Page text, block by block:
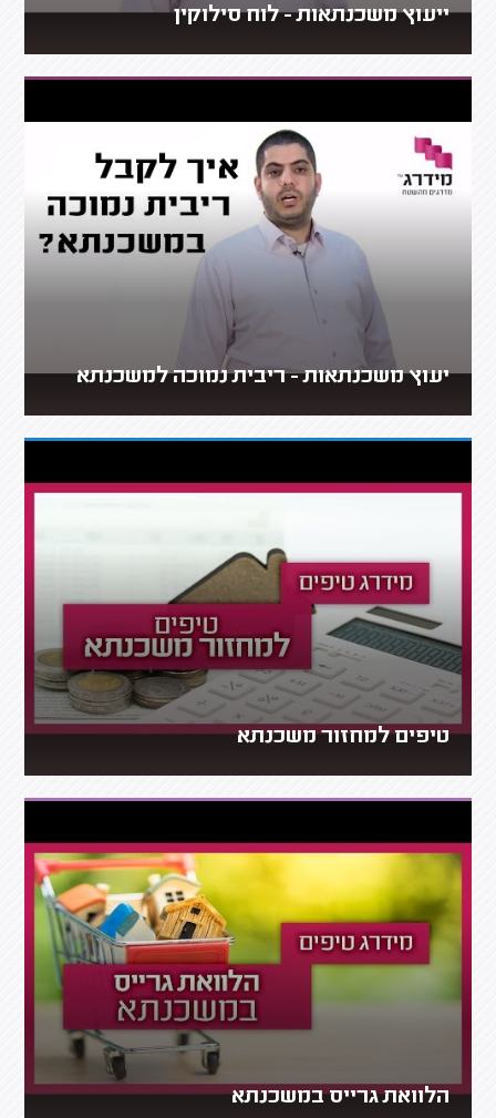
ייעוץ משכנתאות - לוח סילוקין
יעוץ משכנתאות - ריבית נמוכה למשכנתא
טיפים למחזור משכנתא
הלוואת גרייס במשכנתא